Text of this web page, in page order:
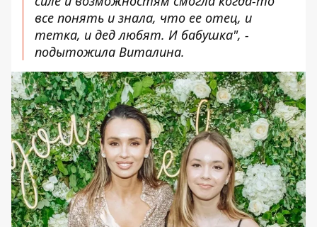
все понять и знала, что ее отец, и
тетка, и дед любят. И бабушка", -
подытожила Виталина.